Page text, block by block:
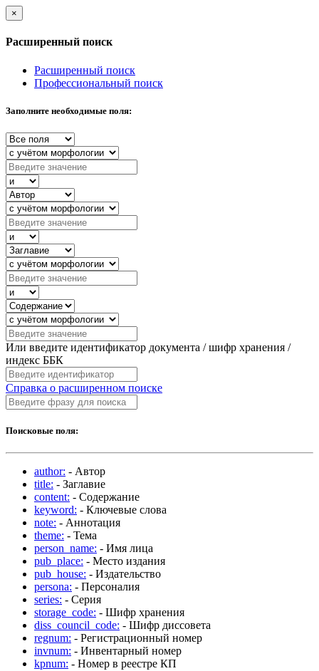
×
Расширенный поиск
Расширенный поиск
Профессиональный поиск
Заполните необходимые поля:
Или введите идентификатор документа / шифр хранения /
индекс ББК
Справка о расширенном поиске
Поисковые поля:
author: - Автор
title: - Заглавие
content: - Содержание
keyword: - Ключевые слова
note: - Аннотация
theme: - Тема
person_name: - Имя лица
pub_place: - Место издания
pub_house: - Издательство
persona: - Персоналия
series: - Серия
storage_code: - Шифр хранения
diss_council_code: - Шифр диссовета
regnum: - Регистрационный номер
invnum: - Инвентарный номер
kpnum: - Номер в реестре КП